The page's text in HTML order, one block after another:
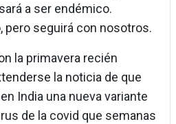
a ser endémico.
pero seguirá con nosotros.
la primavera recién
la noticia de que
India una nueva variante
de la covid que semanas